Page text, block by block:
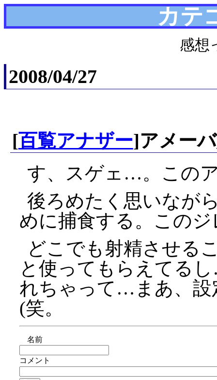
カテ
感想
2008/04/27
[百覧アナザー]アメー
す、スゲェ…。この
後ろめたく思いなが
めに捕食する。この
どこでも射精させる
と使ってもらえてる
れちゃって…まあ、設
(笑。
名前
コメント